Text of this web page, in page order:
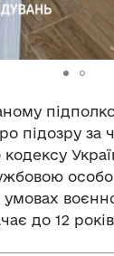
підозру за
кодексу
до 12